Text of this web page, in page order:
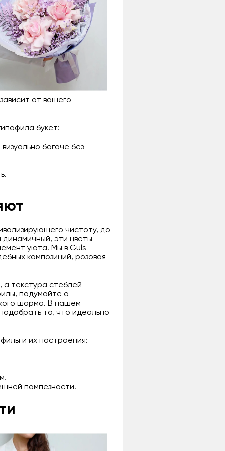
от вашего
букет:
богаче без
чистоту, до
динамичный, эти цветы
уюта. Мы в Guls
композиций, розовая
а текстура стеблей
подумайте о
шарма. В нашем
то, что идеально
и их настроения:
помпезности.